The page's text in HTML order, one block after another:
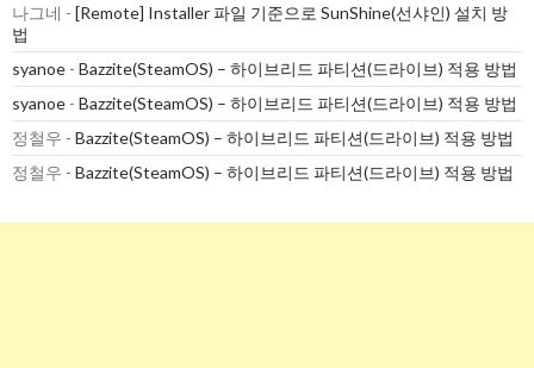
나그네 - [Remote] Installer 파일 기준으로 SunShine(선샤인) 설치 방
법
syanoe - Bazzite(SteamOS) – 하이브리드 파티션(드라이브) 적용 방법
syanoe - Bazzite(SteamOS) – 하이브리드 파티션(드라이브) 적용 방법
정철우 - Bazzite(SteamOS) – 하이브리드 파티션(드라이브) 적용 방법
정철우 - Bazzite(SteamOS) – 하이브리드 파티션(드라이브) 적용 방법